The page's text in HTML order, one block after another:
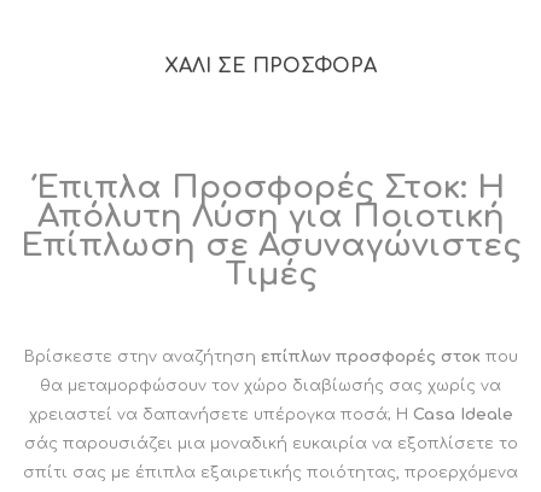
ΧΑΛΙ ΣΕ ΠΡΟΣΦΟΡΑ
Έπιπλα Προσφορές Στοκ: Η
Απόλυτη Λύση για Ποιοτική
Επίπλωση σε Ασυναγώνιστες
Τιμές
Βρίσκεστε στην αναζήτηση επίπλων προσφορές στοκ που
θα μεταμορφώσουν τον χώρο διαβίωσής σας χωρίς να
χρειαστεί να δαπανήσετε υπέρογκα ποσά; Η Casa Ideale
σάς παρουσιάζει μια μοναδική ευκαιρία να εξοπλίσετε το
σπίτι σας με έπιπλα εξαιρετικής ποιότητας, προερχόμενα